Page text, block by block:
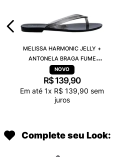
MELISSA HARMONIC JELLY +
ANTONELA BRAGA FUME
TRANSPARENTE 38263
R$ 139,90
Em até 1x R$ 139,90 sem
juros
Complete seu Look: